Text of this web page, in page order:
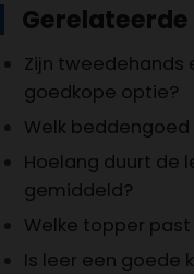
Zijn
goedkope optie?
Welk
Hoelang duurt de
gemiddeld?
Welke topper
Is leer een goede